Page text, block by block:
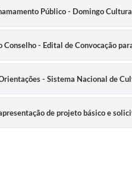
Público - Domingo
Conselho - Edital de Convocação
- Sistema Nacional de
de projeto básico e